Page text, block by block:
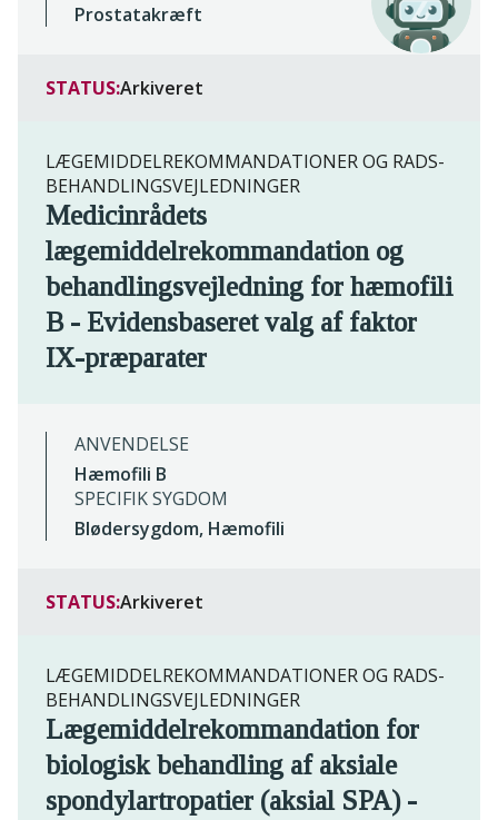
Prostatakræft
STATUS:Arkiveret
LÆGEMIDDELREKOMMANDATIONER OG RADS-
BEHANDLINGSVEJLEDNINGER
Medicinrådets
lægemiddelrekommandation og
behandlingsvejledning for hæmofili
B - Evidensbaseret valg af faktor
IX-præparater
ANVENDELSE
Hæmofili B
SPECIFIK SYGDOM
Blødersygdom, Hæmofili
STATUS:Arkiveret
LÆGEMIDDELREKOMMANDATIONER OG RADS-
BEHANDLINGSVEJLEDNINGER
Lægemiddelrekommandation for
biologisk behandling af aksiale
spondylartropatier (aksial SPA) -